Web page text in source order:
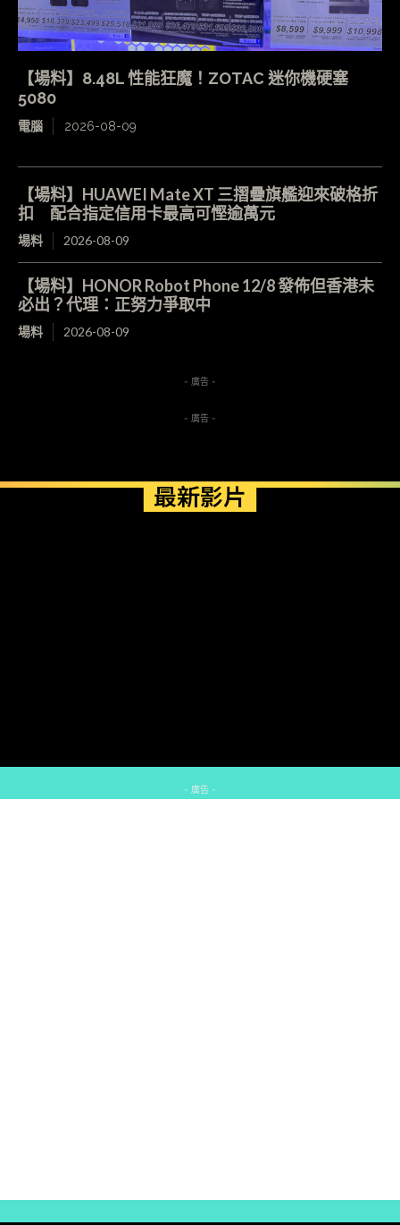
【場料】8.48L 性能狂魔！ZOTAC 迷你機硬塞
5080
電腦 2026-08-09
【場料】HUAWEI Mate XT 三摺疊旗艦迎來破格折
扣 配合指定信用卡最高可慳逾萬元
場料 2026-08-09
【場料】HONOR Robot Phone 12/8 發佈但香港未
必出？代理：正努力爭取中
場料 2026-08-09
- 廣告 -
- 廣告 -
最新影片
- 廣告 -